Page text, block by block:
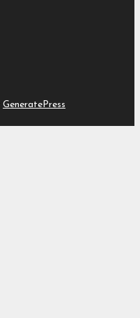
GeneratePress